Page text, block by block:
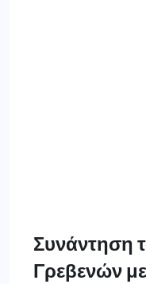
Συνάντηση
Γρεβενών